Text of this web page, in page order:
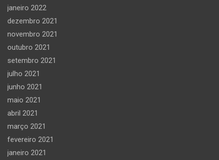
janeiro 2022
dezembro 2021
novembro 2021
outubro 2021
setembro 2021
julho 2021
junho 2021
maio 2021
abril 2021
março 2021
fevereiro 2021
janeiro 2021